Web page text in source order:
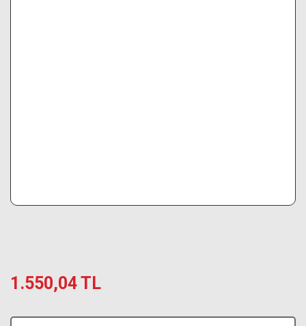
1.550,04 TL